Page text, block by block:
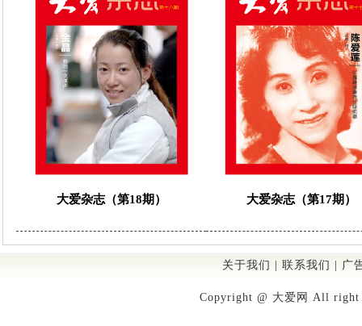
大爱杂志（第18期） 大爱杂志（第17期）
关于我们 联系我们 广
Copyright @ 大爱网 All right